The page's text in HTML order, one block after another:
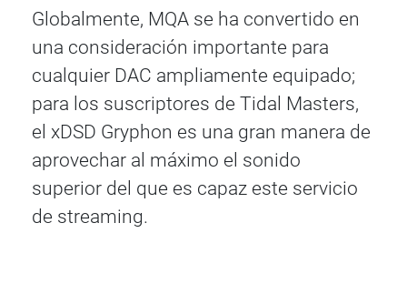
Globalmente, MQA se ha convertido en
una consideración importante para
cualquier DAC ampliamente equipado;
para los suscriptores de Tidal Masters,
el xDSD Gryphon es una gran manera de
aprovechar al máximo el sonido
superior del que es capaz este servicio
de streaming.